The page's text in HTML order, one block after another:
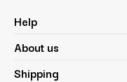
Help
About us
Shipping